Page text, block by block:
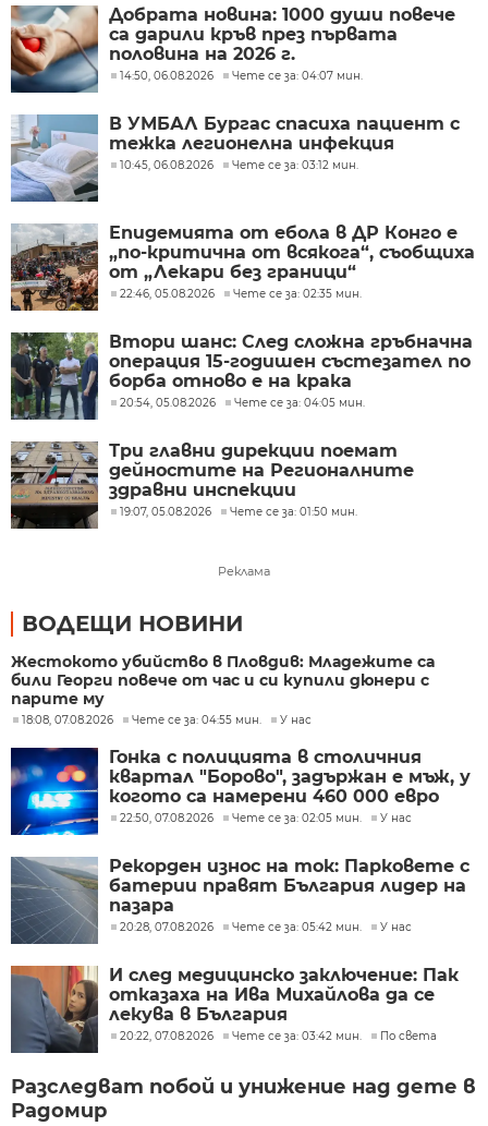
Добрата новина: 1000 души повече
са дарили кръв през първата
половина на 2026 г.
14:50, 06.08.2026 Чете се за: 04:07 мин.
В УМБАЛ Бургас спасиха пациент с
тежка легионелна инфекция
10:45, 06.08.2026 Чете се за: 03:12 мин.
Епидемията от ебола в ДР Конго е
„по-критична от всякога“, съобщиха
от „Лекари без граници“
22:46, 05.08.2026 Чете се за: 02:35 мин.
Втори шанс: След сложна гръбначна
операция 15-годишен състезател по
борба отново е на крака
20:54, 05.08.2026 Чете се за: 04:05 мин.
Три главни дирекции поемат
дейностите на Регионалните
здравни инспекции
19:07, 05.08.2026 Чете се за: 01:50 мин.
Реклама
ВОДЕЩИ НОВИНИ
Жестокото убийство в Пловдив: Младежите са
били Георги повече от час и си купили дюнери с
парите му
18:08, 07.08.2026 Чете се за: 04:55 мин. У нас
Гонка с полицията в столичния
квартал "Борово", задържан е мъж, у
когото са намерени 460 000 евро
22:50, 07.08.2026 Чете се за: 02:05 мин. У нас
Рекорден износ на ток: Парковете с
батерии правят България лидер на
пазара
20:28, 07.08.2026 Чете се за: 05:42 мин. У нас
И след медицинско заключение: Пак
отказаха на Ива Михайлова да се
лекува в България
20:22, 07.08.2026 Чете се за: 03:42 мин. По света
Разследват побой и унижение над дете в
Радомир